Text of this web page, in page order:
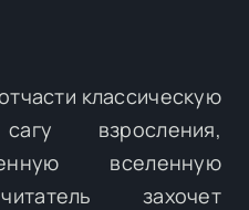
классическую
взросления,
вселенную
захочет